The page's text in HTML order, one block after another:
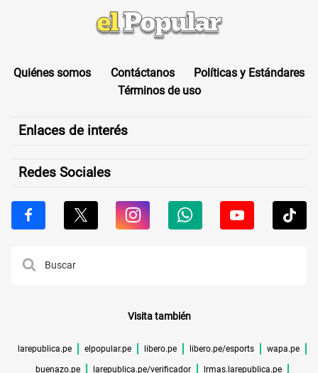
Quiénes somos Contáctanos
Políticas y Estándares
Términos de uso
Enlaces de interés
Redes Sociales
Visita también
larepublica.pe elpopular.pe libero.pe libero.pe/esports wapa.pe
buenazo.pe larepublica.pe/verificador lrmas.larepublica.pe